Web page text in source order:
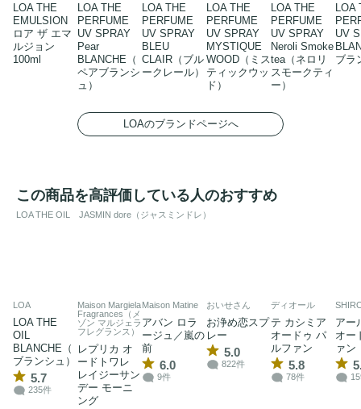
LOA THE
EMULSION
ロア ザ エマ
ルジョン
100ml
LOA THE
PERFUME
UV SPRAY
Pear
BLANCHE（
ペアブランシ
ュ）
LOA THE
PERFUME
UV SPRAY
BLEU
CLAIR（ブル
ークレール）
LOA THE
PERFUME
UV SPRAY
MYSTIQUE
WOOD（ミス
ティックウッ
ド）
LOA THE
PERFUME
UV SPRAY
Neroli Smoke
tea（ネロリ
スモークティ
ー）
LOA
UV
ブラ
LOAのブランドページへ
この商品を高評価している人のおすすめ
LOA THE OIL JASMIN dore（ジャスミンドレ）
LOA
LOA THE
OIL
BLANCHE（
ブランシュ）
5.7
235件
Maison Margiela
Fragrances（メ
ゾン マルジェラ
フレグランス）
レプリカ オ
ードトワレ
レイジーサン
デー モーニ
ング
Maison Matine
アバン ロラ
ージュ／嵐の
前
6.0
9件
おいせさん
お浄め恋スプ
レー
5.0
822件
ディオール
テ カシミア
オードゥ パ
ルファン
5.8
78件
アー
オー
ァン